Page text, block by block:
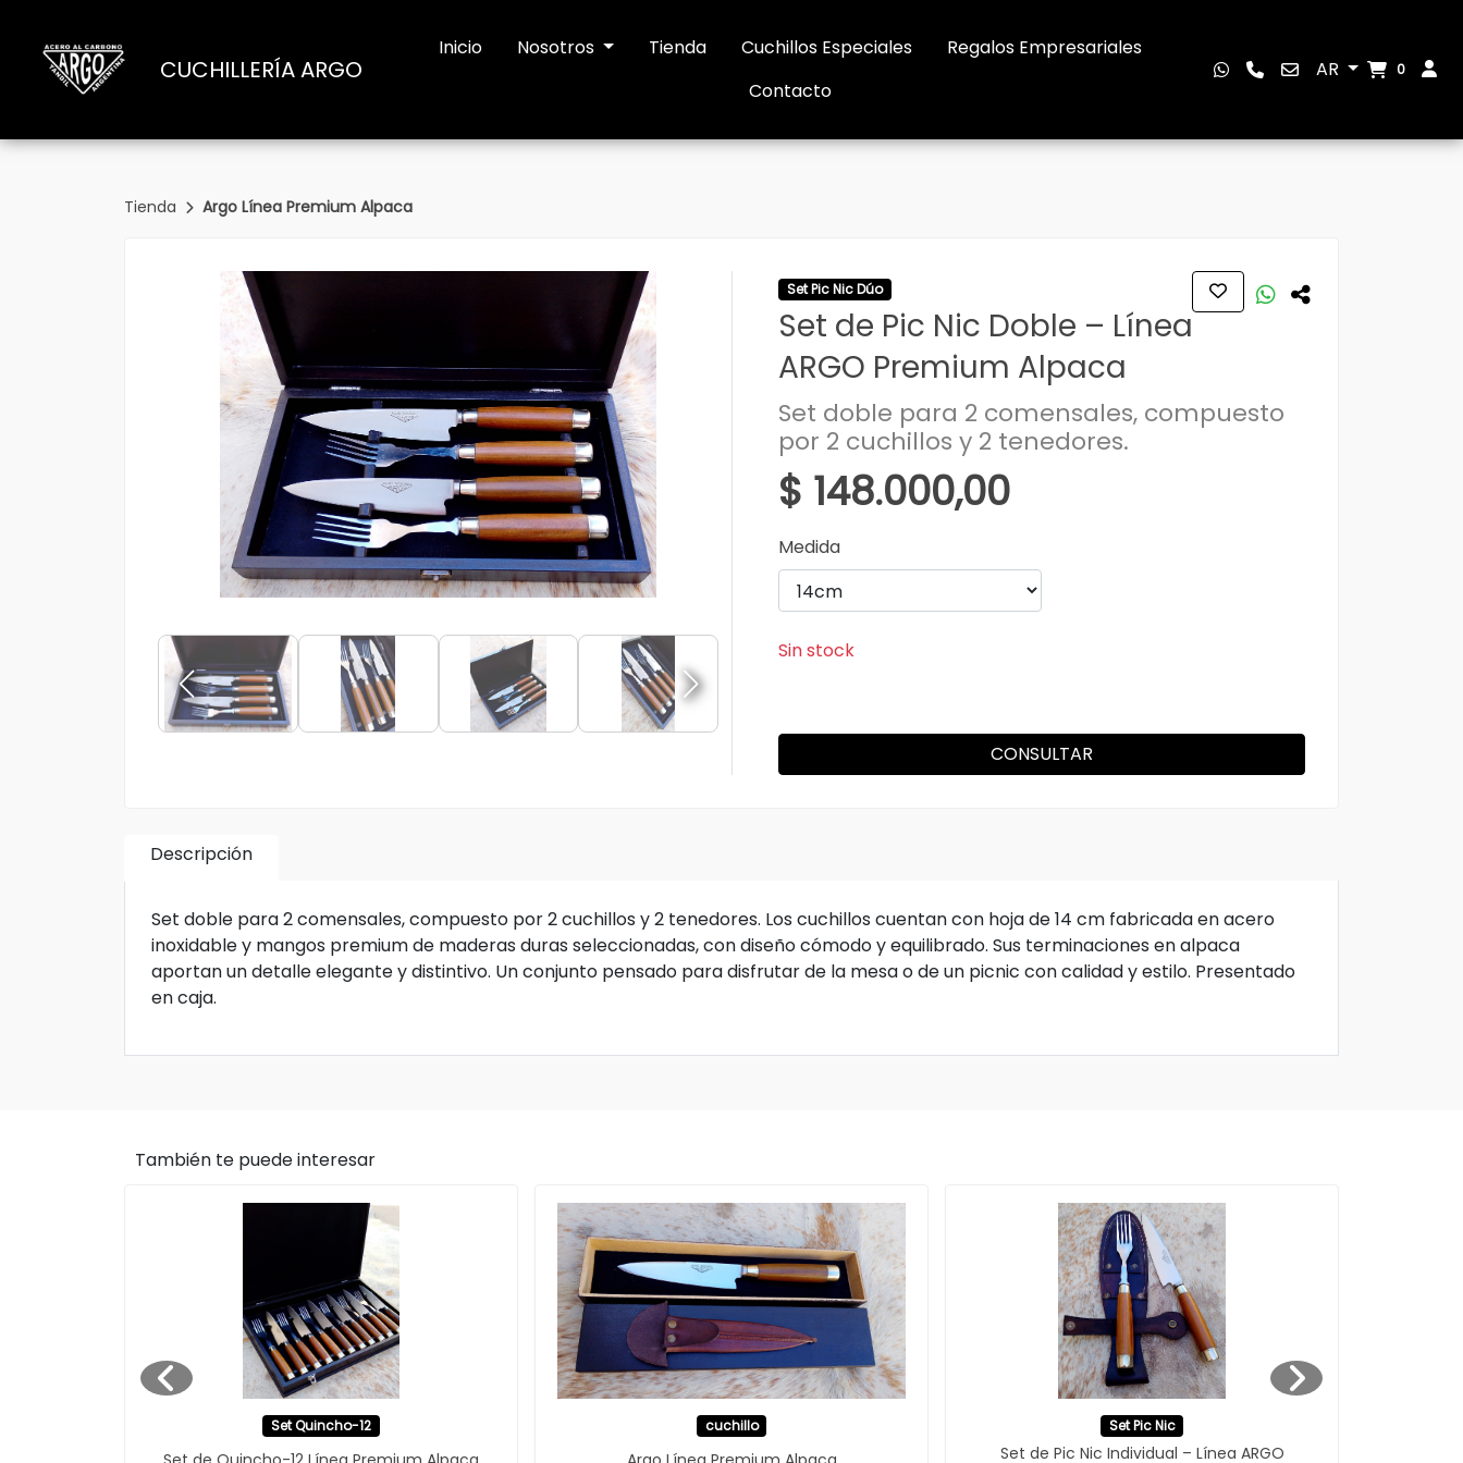
CUCHILLERÍA ARGO
Inicio Nosotros Tienda Cuchillos Especiales
Regalos Empresariales
Contacto
AR 0
Tienda Argo Línea Premium Alpaca
Set Pic Nic Dúo
Set de Pic Nic Doble – Línea
ARGO Premium Alpaca
Set doble para 2 comensales, compuesto
por 2 cuchillos y 2 tenedores.
$ 148.000,00
Medida
Sin stock
CONSULTAR
Descripción
Set doble para 2 comensales, compuesto por 2 cuchillos y 2 tenedores. Los cuchillos cuentan con hoja de 14 cm fabricada en acero
inoxidable y mangos premium de maderas duras seleccionadas, con diseño cómodo y equilibrado. Sus terminaciones en alpaca
aportan un detalle elegante y distintivo. Un conjunto pensado para disfrutar de la mesa o de un picnic con calidad y estilo. Presentado
en caja.
También te puede interesar
Set Quincho-12 cuchillo Set Pic Nic
Set de Pic Nic Individual – Línea ARGO